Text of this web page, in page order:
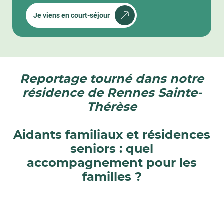
Je viens en court-séjour
Reportage tourné dans notre
résidence de Rennes Sainte-
Thérèse
Aidants familiaux et résidences
seniors : quel
accompagnement pour les
familles ?